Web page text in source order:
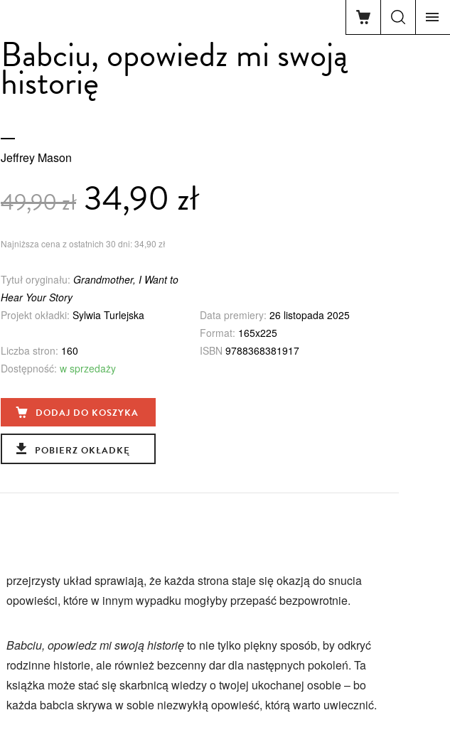
Babciu, opowiedz mi swoją
historię
Jeffrey Mason
49,90 zł34,90 zł
Najniższa cena z ostatnich 30 dni: 34,90 zł
Tytuł oryginału: Grandmother, I Want to
Hear Your Story
Projekt okładki: Sylwia Turlejska Data premiery: 26 listopada 2025
Format: 165x225
Liczba stron: 160 ISBN 9788368381917
Dostępność: w sprzedaży
DODAJ DO KOSZYKA
POBIERZ OKŁADKĘ
przejrzysty układ sprawiają, że każda strona staje się okazją do snucia
opowieści, które w innym wypadku mogłyby przepaść bezpowrotnie.
Babciu, opowiedz mi swoją historięto nie tylko piękny sposób, by odkryć
rodzinne historie, ale również bezcenny dar dla następnych pokoleń. Ta
książka może stać się skarbnicą wiedzy o twojej ukochanej osobie – bo
każda babcia skrywa w sobie niezwykłą opowieść, którą warto uwiecznić.